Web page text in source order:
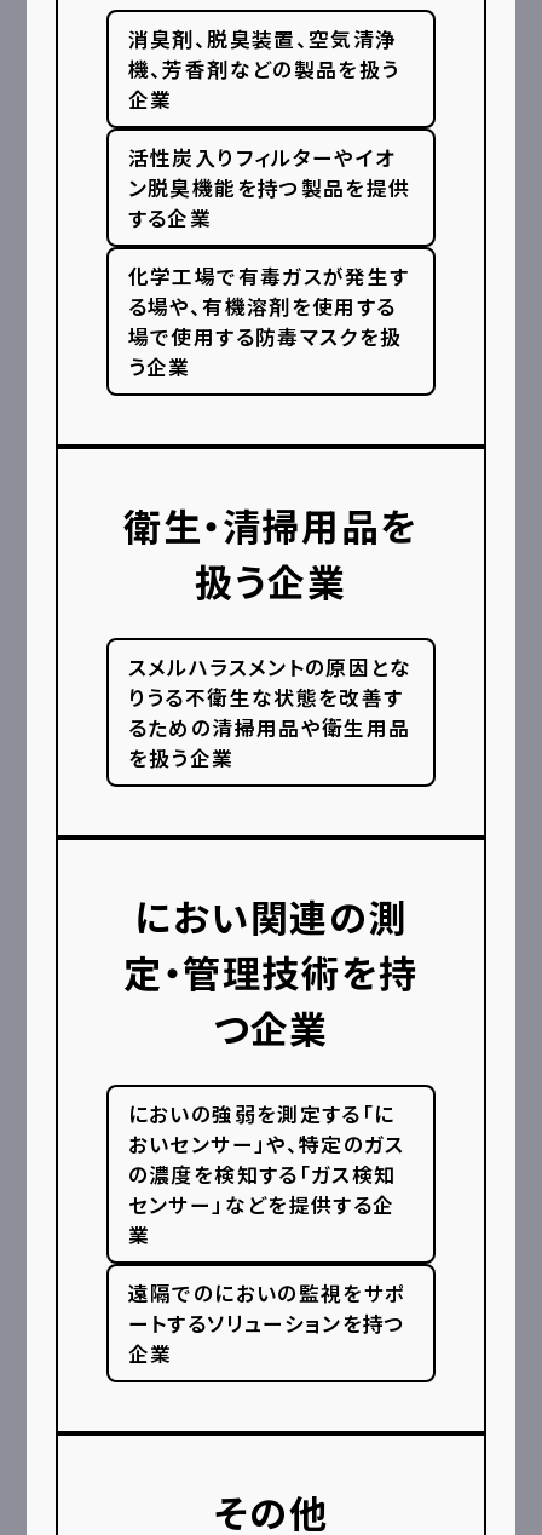
消臭剤、脱臭装置、空気清浄
機、芳香剤などの製品を扱う
企業
活性炭入りフィルターやイオ
ン脱臭機能を持つ製品を提供
する企業
化学工場で有毒ガスが発生す
る場や、有機溶剤を使用する
場で使用する防毒マスクを扱
う企業
衛生・清掃用品を
扱う企業
スメルハラスメントの原因とな
りうる不衛生な状態を改善す
るための清掃用品や衛生用品
を扱う企業
におい関連の測
定・管理技術を持
つ企業
においの強弱を測定する「に
おいセンサー」や、特定のガス
の濃度を検知する「ガス検知
センサー」などを提供する企
業
遠隔でのにおいの監視をサポ
ートするソリューションを持つ
企業
その他